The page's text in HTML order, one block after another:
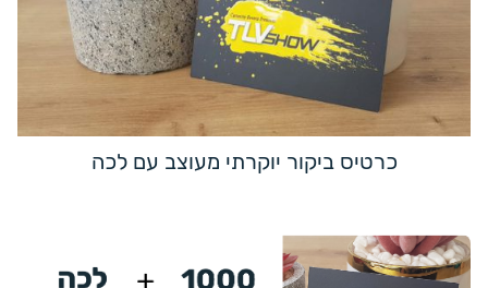
כרטיס ביקור יוקרתי מעוצב עם לכה